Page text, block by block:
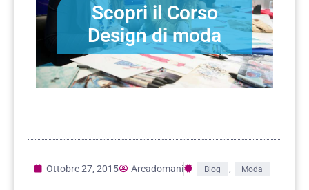
Scopri il Corso
Design di moda
Ottobre 27, 2015 Areadomani Blog , Moda